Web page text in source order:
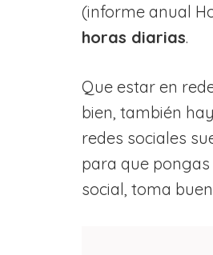
(informe anual
horas diarias.
Que estar en
bien, también
redes sociales
para que pongas
social, toma